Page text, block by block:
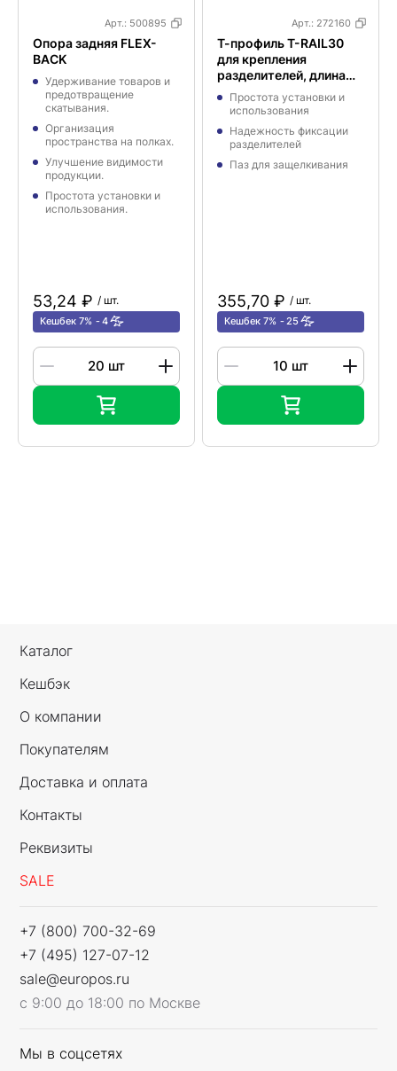
Арт.: 500895
Опора задняя FLEX-
BACK
Удерживание товаров и
предотвращение
скатывания.
Организация
пространства на полках.
Улучшение видимости
продукции.
Простота установки и
использования.
53,24 ₽ / шт.
Кешбек 7% 4
Арт.: 272160
Т-профиль T-RAIL30
для крепления
разделителей, длина
1330 мм с магнитным
скотчем
Простота установки и
использования
Надежность фиксации
разделителей
Паз для защелкивания
355,70 ₽ / шт.
Кешбек 7% 25
Каталог
Кешбэк
О компании
Покупателям
Доставка и оплата
Контакты
Реквизиты
SALE
+7 (800) 700-32-69
+7 (495) 127-07-12
sale@europos.ru
с 9:00 до 18:00 по Москве
Мы в соцсетях